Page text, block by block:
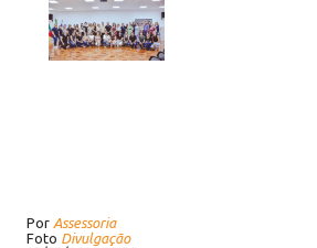
Por Assessoria
Foto Divulgação